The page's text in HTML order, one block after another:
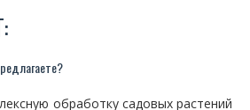
обработку садовых растений